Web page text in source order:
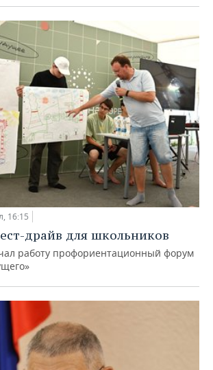
16:15
драйв для школьников
работу профориентационный форум